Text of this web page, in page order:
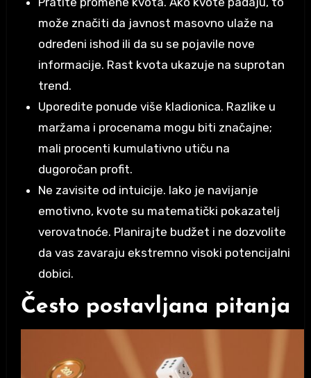
može značiti da javnost masovno ulaže na
određeni ishod ili da su se pojavile nove
informacije. Rast kvota ukazuje na suprotan
trend.
Uporedite ponude više kladionica. Razlike u
maržama i procenama mogu biti značajne;
mali procenti kumulativno utiču na
dugoročan profit.
Ne zavisite od intuicije. Iako je navijanje
emotivno, kvote su matematički pokazatelj
verovatnoće. Planirajte budžet i ne dozvolite
da vas zavaraju ekstremno visoki potencijalni
dobici.
Često postavljana pitanja